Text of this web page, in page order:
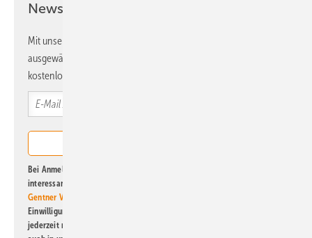
Newsletter!
Mit unserem Newsletter erhalten Sie regelmäßig von uns
ausgewählte Informationen und Neuigkeiten, gebündelt und
kostenlos direkt ins Postfach.
Bei Anmeldung zu diesem Newsletter bin ich damit einverstanden, über
interessante Verlags- und Online-Angebote
Gentner Verlag GmbH & Co. KG
Einwilligung kann ich jederzeit widerrufen und eine Abmeldung ist
jederzeit möglich. Informationen zum Umgang mit Daten finden Sie